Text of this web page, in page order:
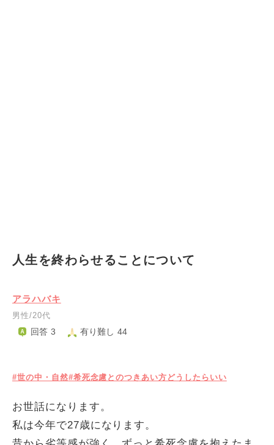
人生を終わらせることについて
アラハバキ
男性/20代
回答 3 有り難し 44
#世の中・自然#希死念慮とのつきあい方どうしたらいい
お世話になります。
私は今年で27歳になります。